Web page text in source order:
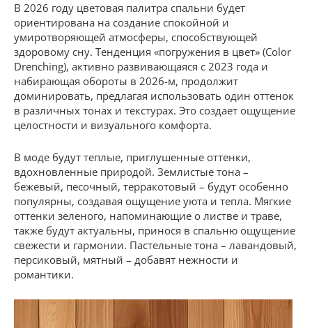
В 2026 году цветовая палитра спальни будет
ориентирована на создание спокойной и
умиротворяющей атмосферы, способствующей
здоровому сну. Тенденция «погружения в цвет» (Color
Drenching), активно развивающаяся с 2023 года и
набирающая обороты в 2026-м, продолжит
доминировать, предлагая использовать один оттенок
в различных тонах и текстурах. Это создает ощущение
целостности и визуального комфорта.
В моде будут теплые, приглушенные оттенки,
вдохновленные природой. Землистые тона –
бежевый, песочный, терракотовый – будут особенно
популярны, создавая ощущение уюта и тепла. Мягкие
оттенки зеленого, напоминающие о листве и траве,
также будут актуальны, принося в спальню ощущение
свежести и гармонии. Пастельные тона – лавандовый,
персиковый, мятный – добавят нежности и
романтики.